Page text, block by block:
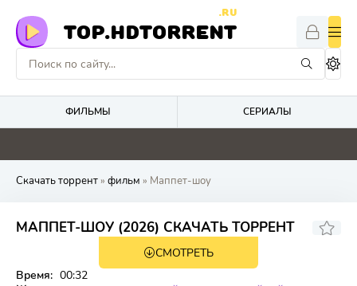
TOP.HDTORRENT
.RU
ФИЛЬМЫ СЕРИАЛЫ
4.4 0 0 0
Скачать торрент» фильм » Маппет-шоу
МАППЕТ-ШОУ (2026) СКАЧАТЬ ТОРРЕНТ
СМОТРЕТЬ
Время: 00:32